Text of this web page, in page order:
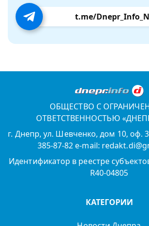
t.me/
ОБЩЕСТВО С
ОТВЕТСТВЕННОСТЬЮ
г. Днепр, ул. Шевченко, дом 10, оф.
385-87-82 e-mail:
Идентификатор в реестре
R40-04805
КАТЕГОРИИ